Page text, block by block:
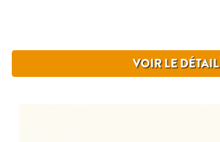
VOIR LE DÉTAIL